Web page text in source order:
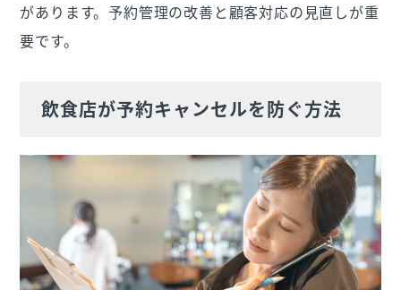
があります。予約管理の改善と顧客対応の見直しが重
要です。
飲食店が予約キャンセルを防ぐ方法